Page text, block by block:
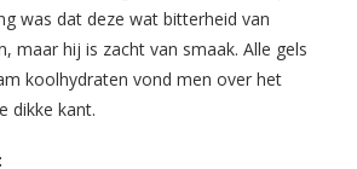
was dat deze wat bitterheid van
maar hij is zacht van smaak. Alle gels
koolhydraten vond men over het
dikke kant.